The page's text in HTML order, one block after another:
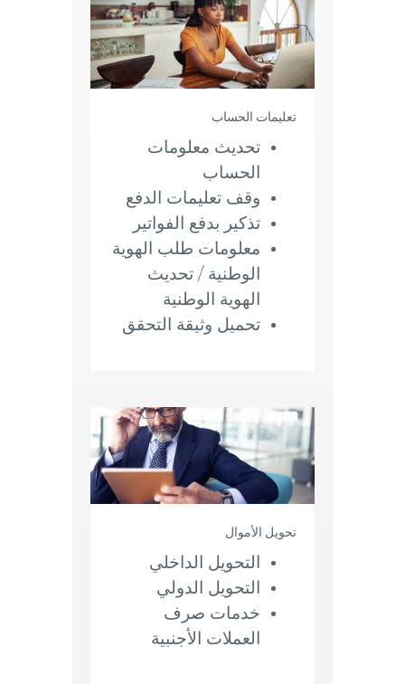
تعليمات الحساب
تحديث معلومات
الحساب
وقف تعليمات الدفع
تذكير بدفع الفواتير
معلومات طلب الهوية
الوطنية / تحديث
الهوية الوطنية
تحميل وثيقة التحقق
تحويل الأموال
التحويل الداخلي
التحويل الدولي
خدمات صرف
العملات الأجنبية